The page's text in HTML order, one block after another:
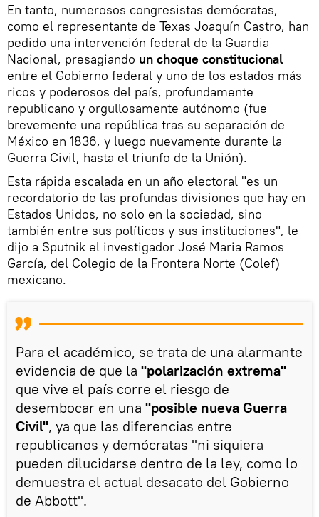
En tanto, numerosos congresistas demócratas,
como el representante de Texas Joaquín Castro, han
pedido una intervención federal de la Guardia
Nacional, presagiando un choque constitucional
entre el Gobierno federal y uno de los estados más
ricos y poderosos del país, profundamente
republicano y orgullosamente autónomo (fue
brevemente una república tras su separación de
México en 1836, y luego nuevamente durante la
Guerra Civil, hasta el triunfo de la Unión).
Esta rápida escalada en un año electoral "es un
recordatorio de las profundas divisiones que hay en
Estados Unidos, no solo en la sociedad, sino
también entre sus políticos y sus instituciones", le
dijo a Sputnik el investigador José Maria Ramos
García, del Colegio de la Frontera Norte (Colef)
mexicano.
Para el académico, se trata de una alarmante
evidencia de que la "polarización extrema"
que vive el país corre el riesgo de
desembocar en una "posible nueva Guerra
Civil", ya que las diferencias entre
republicanos y demócratas "ni siquiera
pueden dilucidarse dentro de la ley, como lo
demuestra el actual desacato del Gobierno
de Abbott".